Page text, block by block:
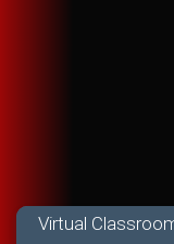
Virtual